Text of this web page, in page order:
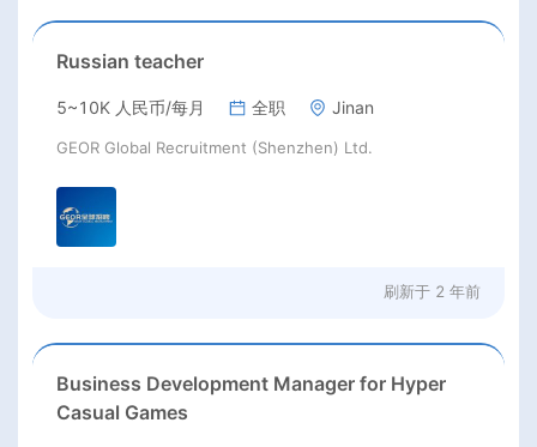
Russian teacher
5~10K 人民币/每月 全职 Jinan
GEOR Global Recruitment (Shenzhen) Ltd.
刷新于 2 年前
Business Development Manager for Hyper
Casual Games